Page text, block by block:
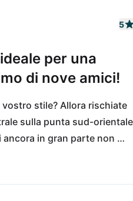
5
per una
di nove amici!
stile? Allora rischiate
sulla punta sud-orientale
in gran parte non
l'autentica
per esplorare l'Istria. Un
di Lisignano si trovano